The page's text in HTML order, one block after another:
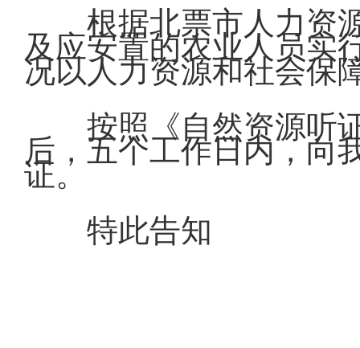
根据北票市人力资
及应安置的农业人员实
况以人力资源和社会保
按照《自然资源听
后，五个工作日内，向
证。
特此告知